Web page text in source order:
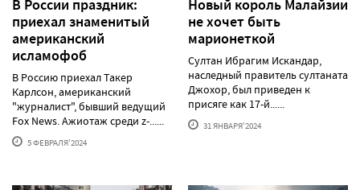
В России праздник:
приехал знаменитый
американский
исламофоб
В Россию приехал Такер
Карлсон, американский
"журналист", бывший ведущий
Fox News. Ажиотаж среди z-......
5 ФЕВРАЛЯ'2024
Новый король Малайзии
не хочет быть
марионеткой
Султан Ибрагим Искандар,
наследный правитель султаната
Джохор, был приведен к
присяге как 17-й......
31 ЯНВАРЯ'2024